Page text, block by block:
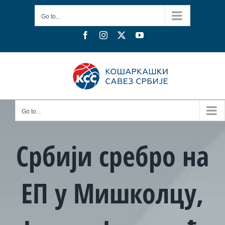
Go to...
FacebookInstagram YouTube
Go to...
Србији сребро на
ЕП у Мишколцу,